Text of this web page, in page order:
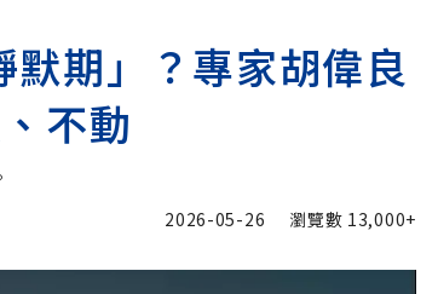
期」？專家胡偉良
不動
2026-05-26 瀏覽數 13,000+